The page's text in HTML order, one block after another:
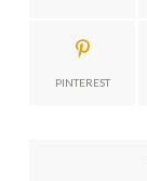
PINTEREST